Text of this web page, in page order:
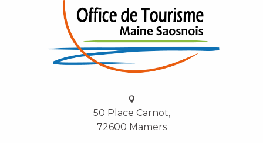
50 Place Carnot,
72600 Mamers